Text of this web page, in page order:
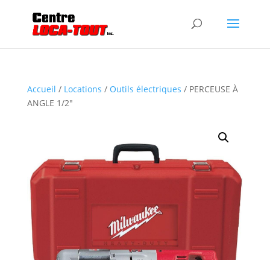
Accueil / Locations / Outils électriques / PERCEUSE À
ANGLE 1/2″